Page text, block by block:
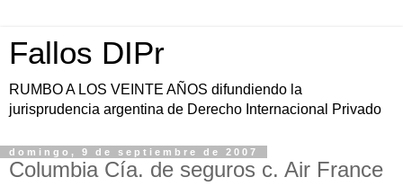
Fallos DIPr
RUMBO A LOS VEINTE AÑOS difundiendo la
jurisprudencia argentina de Derecho Internacional Privado
domingo, 9 de septiembre de 2007
Columbia Cía. de seguros c. Air France